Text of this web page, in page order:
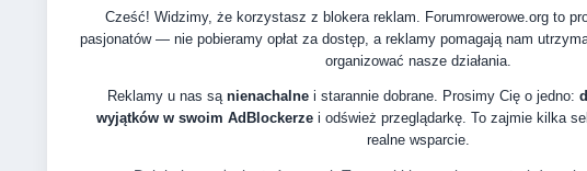
Cześć! Widzimy, że korzystasz z blokera reklam. Forumrowerowe.org to
pasjonatów — nie pobieramy opłat za dostęp, a reklamy pomagają nam
organizować nasze działania.
Reklamy u nas są nienachalnei starannie dobrane. Prosimy Cię o jedno:
wyjątków w swoim AdBlockerzei odśwież przeglądarkę. To zajmie kilka
realne wsparcie.